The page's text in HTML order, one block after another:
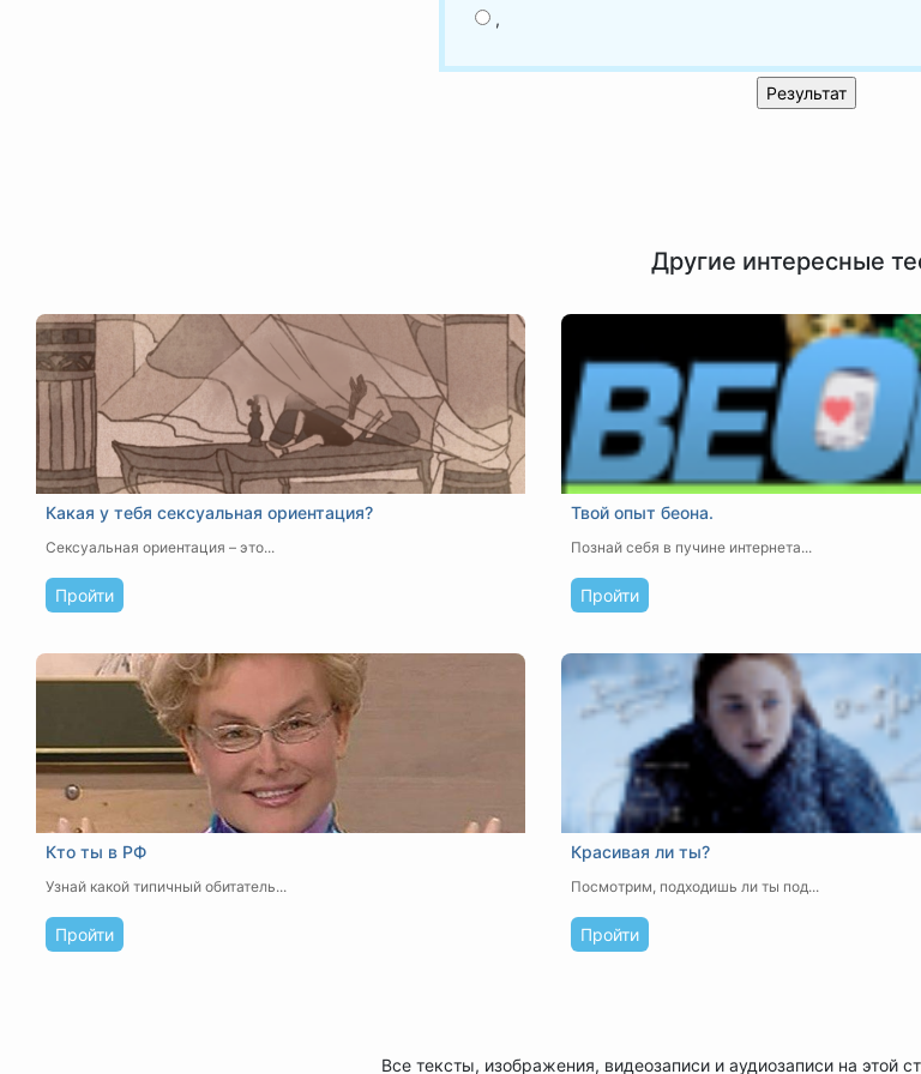
,
Другие интересные
Какая у тебя сексуальная ориентация?
Сексуальная ориентация – это...
Пройти
Твой опыт беона.
Познай себя в пучине интернета...
Пройти
Кто ты в РФ
Узнай какой типичный обитатель...
Пройти
Красивая ли ты?
Посмотрим, подходишь ли ты под...
Пройти
Все тексты, изображения, видеозаписи и аудиозаписи на этой